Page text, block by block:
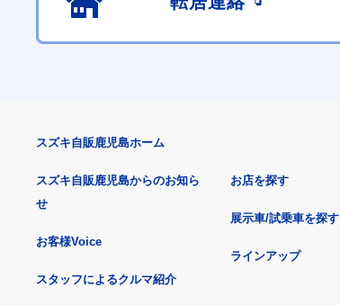
スズキ自販鹿児島ホーム
スズキ自販鹿児島からのお知ら
せ
お客様Voice
スタッフによるクルマ紹介
お店を探す
展示車/試乗車を探す
ラインアップ